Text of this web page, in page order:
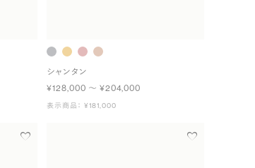
シャンタン
¥128,000 〜 ¥204,000
表示商品： ¥181,000